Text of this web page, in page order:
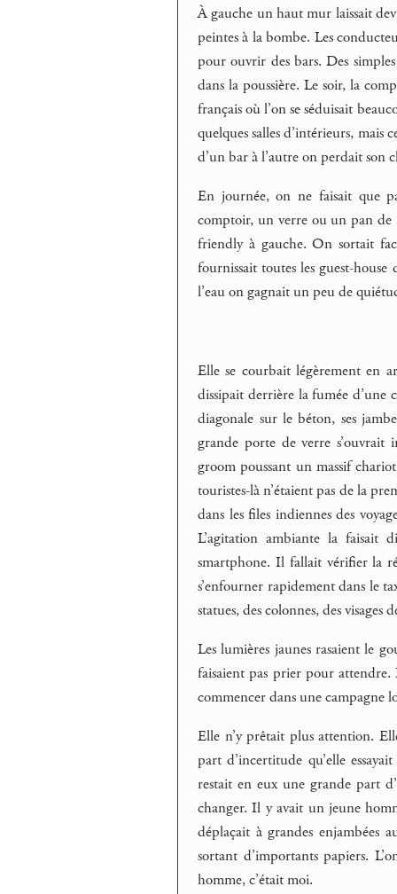
À gauche un haut mur laissait
peintes à la bombe. Les
pour ouvrir des bars. Des
dans la poussière. Le soir, la
français où l’on se séduisait
quelques salles d’intérieurs, mais
d’un bar à l’autre on perdait son
En journée, on ne faisait que
comptoir, un verre ou un pan
friendly à gauche. On sortait
fournissait toutes les guest-
l’eau on gagnait un peu de
Elle se courbait légèrement en
dissipait derrière la fumée
diagonale sur le béton, ses
grande porte de verre s’ouvrait
groom poussant un massif
touristes-là n’étaient pas de la
dans les files indiennes des
L’agitation ambiante la faisait
smartphone. Il fallait vérifier la
s’enfourner rapidement dans le
statues, des colonnes, des
Les lumières jaunes rasaient le
faisaient pas prier pour
commencer dans une
Elle n’y prêtait plus attention.
part d’incertitude qu’elle
restait en eux une grande part
changer. Il y avait un jeune
déplaçait à grandes enjambées
sortant d’importants papiers.
homme, c’était moi.